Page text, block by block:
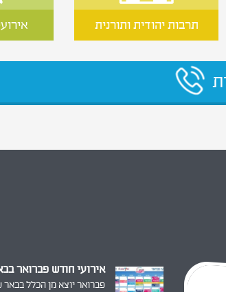
תרבות יהודית ותורנית
אירועי חודש פברואר
פברואר יוצא מן הכלל